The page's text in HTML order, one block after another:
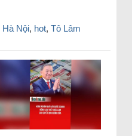
Hà Nội, hot, Tô Lâm